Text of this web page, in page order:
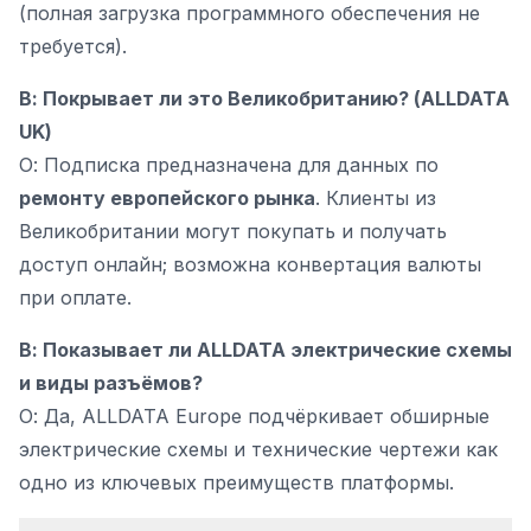
(полная загрузка программного обеспечения не
требуется).
В: Покрывает ли это Великобританию? (ALLDATA
UK)
О: Подписка предназначена для данных по
ремонту европейского рынка. Клиенты из
Великобритании могут покупать и получать
доступ онлайн; возможна конвертация валюты
при оплате.
В: Показывает ли ALLDATA электрические схемы
и виды разъёмов?
О: Да, ALLDATA Europe подчёркивает обширные
электрические схемы и технические чертежи как
одно из ключевых преимуществ платформы.